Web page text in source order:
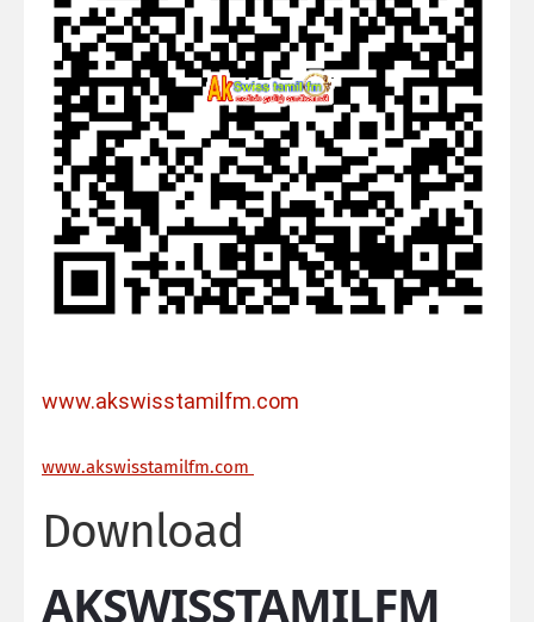
www.akswisstamilfm.com
www.akswisstamilfm.com
Download
AKSWISSTAMILFM